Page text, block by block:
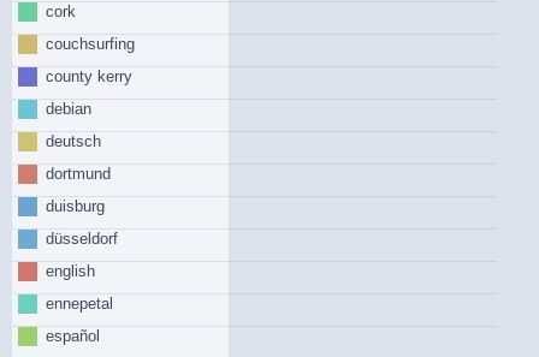
cork
couchsurfing
county kerry
debian
deutsch
dortmund
duisburg
düsseldorf
english
ennepetal
español